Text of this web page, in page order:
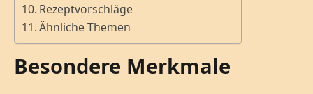
Rezeptvorschläge
Ähnliche Themen
Besondere Merkmale